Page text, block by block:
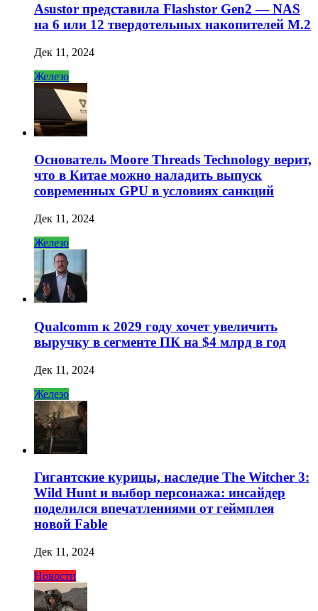
Asustor представила Flashstor Gen2 — NAS
на 6 или 12 твердотельных накопителей M.2
Дек 11, 2024
Железо
Основатель Moore Threads Technology верит,
что в Китае можно наладить выпуск
современных GPU в условиях санкций
Дек 11, 2024
Железо
Qualcomm к 2029 году хочет увеличить
выручку в сегменте ПК на $4 млрд в год
Дек 11, 2024
Железо
Гигантские курицы, наследие The Witcher 3:
Wild Hunt и выбор персонажа: инсайдер
поделился впечатлениями от геймплея
новой Fable
Дек 11, 2024
Новости